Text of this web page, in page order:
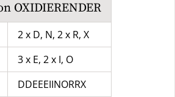
OXIDIERENDER
2 x D, N, 2 x R, X
3 x E, 2 x I, O
DDEEEIINORRX